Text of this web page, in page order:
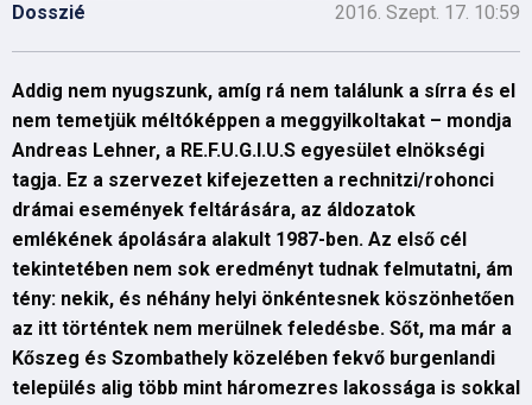
Dosszié 2016. Szept. 17. 10:59
Addig nem nyugszunk, amíg rá nem találunk a sírra és el
nem temetjük méltóképpen a meggyilkoltakat – mondja
Andreas Lehner, a RE.F.U.G.I.U.S egyesület elnökségi
tagja. Ez a szervezet kifejezetten a rechnitzi/rohonci
drámai események feltárására, az áldozatok
emlékének ápolására alakult 1987-ben. Az első cél
tekintetében nem sok eredményt tudnak felmutatni, ám
tény: nekik, és néhány helyi önkéntesnek köszönhetően
az itt történtek nem merülnek feledésbe. Sőt, ma már a
Kőszeg és Szombathely közelében fekvő burgenlandi
település alig több mint háromezres lakossága is sokkal